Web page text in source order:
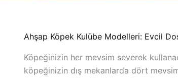
Ahşap Köpek Kulübe Modelleri: Evcil
Köpeğinizin her mevsim severek
köpeğinizin dış mekanlarda dört